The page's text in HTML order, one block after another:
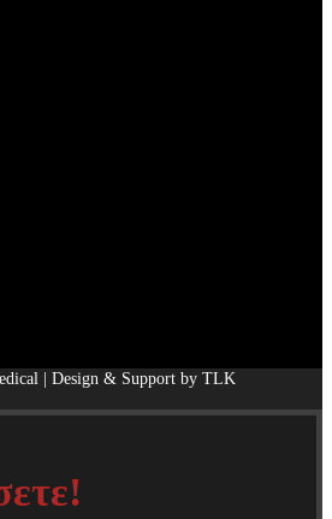
| Design & Support by TLK